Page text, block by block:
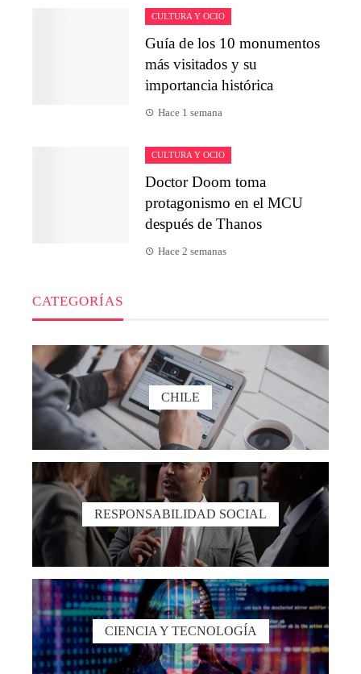
CULTURA Y OCIO
Guía de los 10 monumentos
más visitados y su
importancia histórica
Hace 1 semana
CULTURA Y OCIO
Doctor Doom toma
protagonismo en el MCU
después de Thanos
Hace 2 semanas
CATEGORÍAS
CHILE
RESPONSABILIDAD SOCIAL
CIENCIA Y TECNOLOGÍA